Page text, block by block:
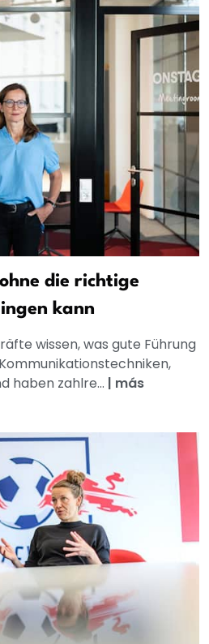
die richtige
kann
wissen, was gute Führung
haben zahlre... | más